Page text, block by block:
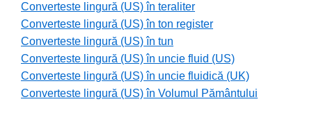
Converteste lingură (US) în teraliter
Converteste lingură (US) în ton register
Converteste lingură (US) în tun
Converteste lingură (US) în uncie fluid (US)
Converteste lingură (US) în uncie fluidică (UK)
Converteste lingură (US) în Volumul Pământului